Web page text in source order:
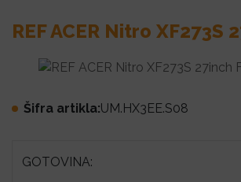
REF ACER Nitro XF273S
Šifra artikla:UM.HX3EE.S08
GOTOVINA: